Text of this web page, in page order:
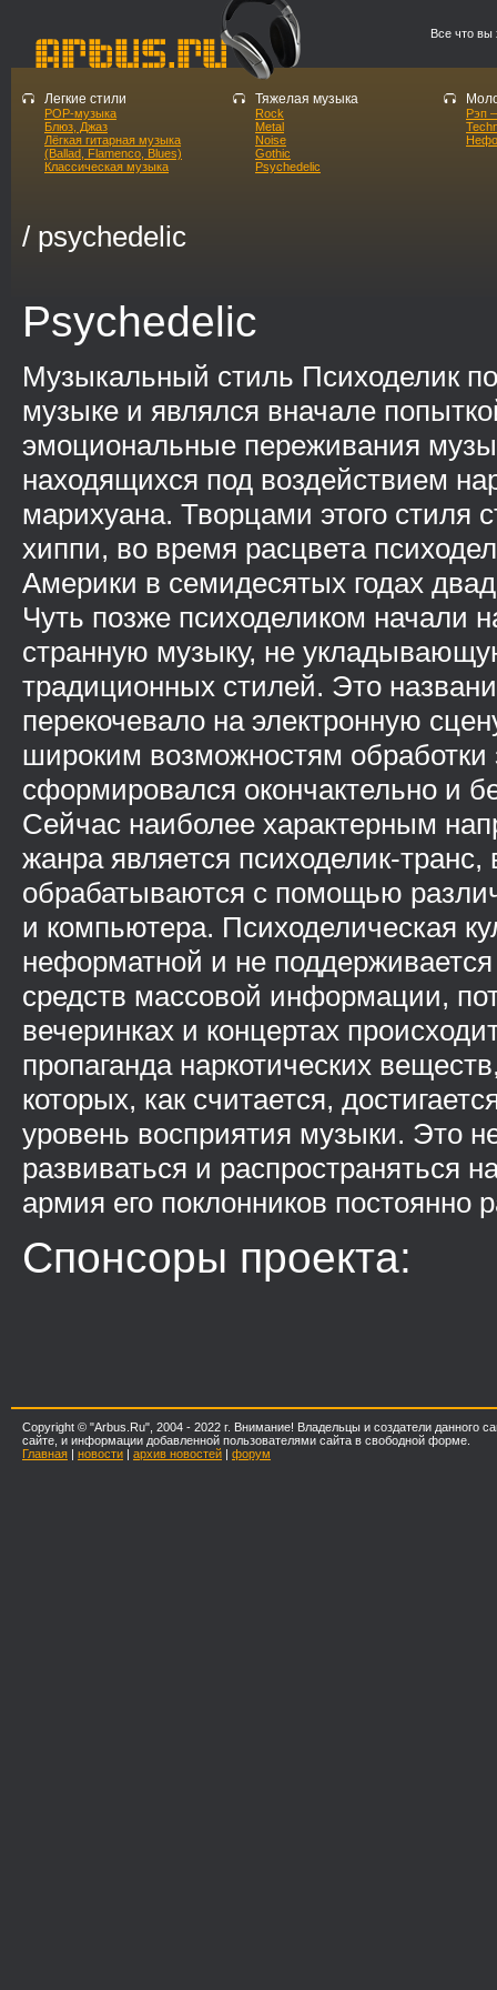
Все что вы
Легкие стили
POP-музыка
Блюз, Джаз
Лёгкая гитарная музыка
(Ballad, Flamenco, Blues)
Классическая музыка
Тяжелая музыка
Rock
Metal
Noise
Gothic
Psychedelic
Рэп
/ psychedelic
Psychedelic
Музыкальный стиль Психоделик
музыке и являлся вначале
эмоциональные переживания
находящихся под воздействием
марихуана. Творцами этого стиля
хиппи, во время расцвета
Америки в семидесятых годах
Чуть позже психоделиком начали
странную музыку, не
традиционных стилей. Это
перекочевало на электронную
широким возможностям обработки
сформировался окончактельно и
Сейчас наиболее характерным
жанра является психоделик-транс,
обрабатываются с помощью
и компьютера. Психоделическая
неформатной и не
средств массовой информации,
вечеринках и концертах
пропаганда наркотических
которых, как считается,
уровень восприятия музыки. Это
развиваться и распространяться
армия его поклонников постоянно
Спонсоры проекта:
Copyright © "Arbus.Ru", 2004 - 2022 г. Внимание! Владельцы и создатели данного
сайте, и информации добавленной пользователями сайта в свободной форме.
Главная | новости | архив новостей | форум